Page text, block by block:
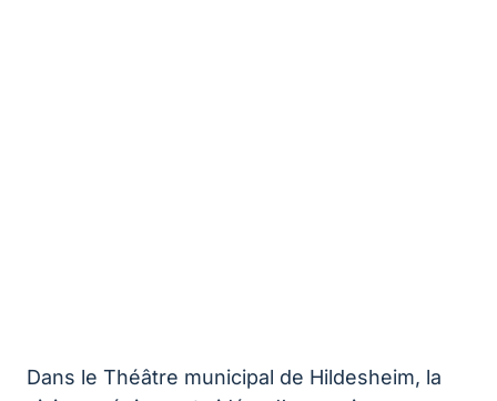
Dans le Théâtre municipal de Hildesheim, la